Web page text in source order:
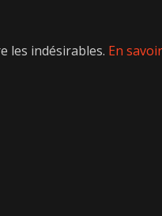
les indésirables. En